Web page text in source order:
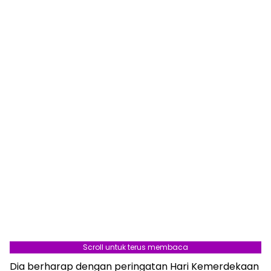
Scroll untuk terus membaca
Dia berharap dengan peringatan Hari Kemerdekaan